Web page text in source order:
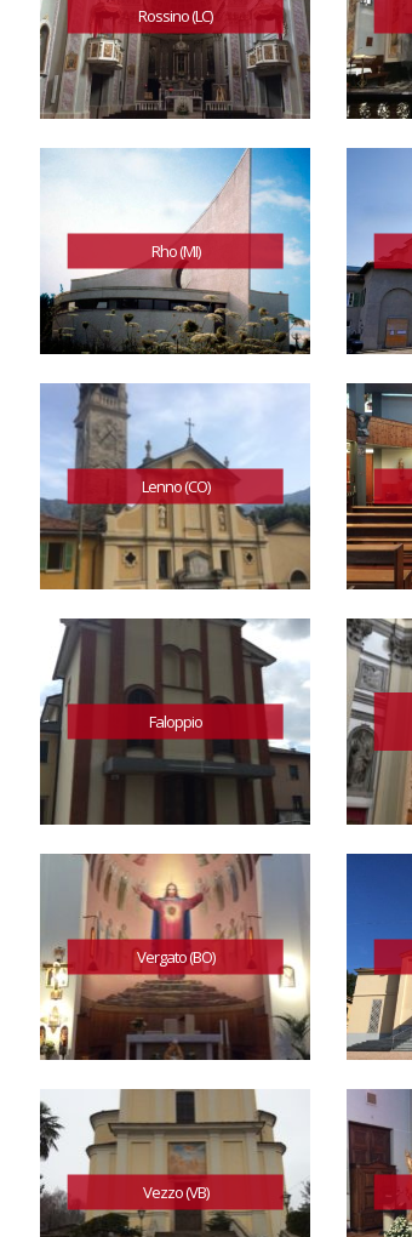
Rossino (LC)
Rho (MI)
Lenno (CO)
Faloppio
Vergato (BO)
Vezzo (VB)